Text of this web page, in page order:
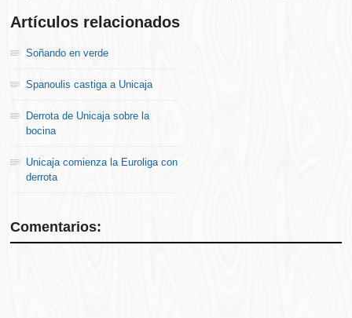
Artículos relacionados
Soñando en verde
Spanoulis castiga a Unicaja
Derrota de Unicaja sobre la
bocina
Unicaja comienza la Euroliga con
derrota
Comentarios: